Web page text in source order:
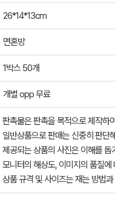
26*14*13cm
면혼방
1박스 50개
개별 opp 무료
판촉물은 판촉을 목적으로 제작하
일반상품으로 판매는 신중히 판단
제공되는 상품의 사진은 이해를
모니터의 해상도, 이미지의 품질
상품 규격 및 사이즈는 재는 방법